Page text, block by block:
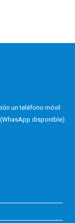
un teléfono móvil
disponible)